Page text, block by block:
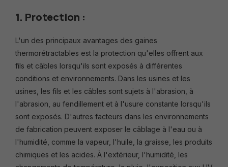
1. Protection :
L'un des principaux avantages des gaines
thermorétractables est la protection qu'elles offrent aux
fils et câbles lorsqu'ils sont exposés à différentes
conditions et environnements. Dans les usines et les
usines, les fils et les câbles sont sujets à l'abrasion, à
l'abrasion, au fendillement et à l'usure constante lorsqu'ils
sont exposés. D'autres facteurs dans les environnements
de fabrication peuvent exposer le câblage à l'eau ou à
l'humidité, comme la vapeur, l'huile, la graisse, les produits
chimiques et les acides. À l'extérieur, l'humidité, les